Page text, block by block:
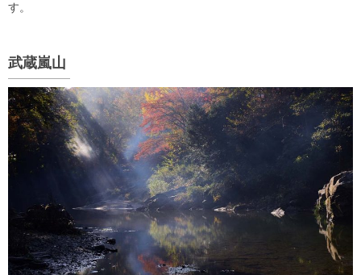
す。
武蔵嵐山